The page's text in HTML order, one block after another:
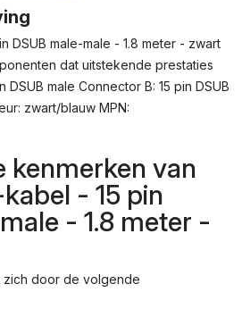
DSUB male-male - 1.8 meter - zwart
dat uitstekende prestaties
DSUB male Connector B: 15 pin DSUB
zwart/blauw MPN:
kenmerken van
- 15 pin
- 1.8 meter -
door de volgende